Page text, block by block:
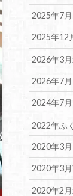
2025年7
2025年12
2026年3
2026年7
2024年7
2022年ふ
2020年3
2020年3
2020年2